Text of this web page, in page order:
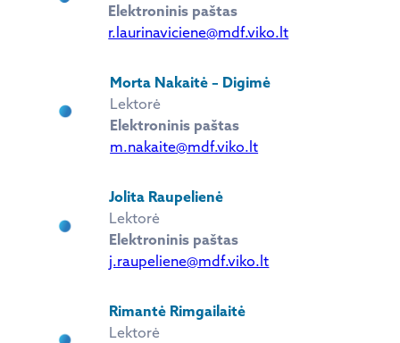
Elektroninis paštas
r.laurinaviciene@mdf.viko.lt
Morta Nakaitė – Digimė
Lektorė
Elektroninis paštas
m.nakaite@mdf.viko.lt
Jolita Raupelienė
Lektorė
Elektroninis paštas
j.raupeliene@mdf.viko.lt
Rimantė Rimgailaitė
Lektorė